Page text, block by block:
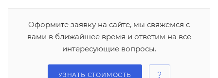
Оформите заявку на сайте, мы свяжемся с
вами в ближайшее время и ответим на все
интересующие вопросы.
УЗНАТЬ СТОИМОСТЬ